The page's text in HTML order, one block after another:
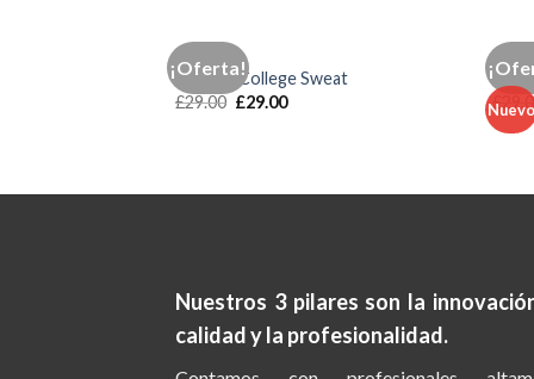
¡Oferta!
TOPS
Print Ls College Sweat
£29.00 £29.00 Nuevo
TOPS
£
Nuestros 3 pilares son la
calidad y la profesionalidad.